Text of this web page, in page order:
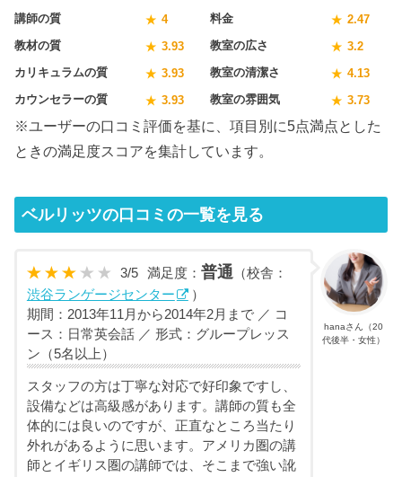
講師の質
4 料金
2.47
教材の質
3.93 教室の広さ
3.2
カリキュラムの質
3.93 教室の清潔さ
4.13
カウンセラーの質
3.93 教室の雰囲気 3.73
※ユーザーの口コミ評価を基に、項目別に5点満点とした
ときの満足度スコアを集計しています。
ベルリッツの口コミの一覧を見る
hanaさん（20
代後半・女性）
3/5 満足度：普通 （校舎：
渋谷ランゲージセンター
）
期間：2013年11月から2014年2月まで ／ コ
ース：日常英会話 ／ 形式：グループレッス
ン（5名以上）
スタッフの方は丁寧な対応で好印象ですし、
設備などは高級感があります。講師の質も全
体的には良いのですが、正直なところ当たり
外れがあるように思います。アメリカ圏の講
師とイギリス圏の講師では、そこまで強い訛